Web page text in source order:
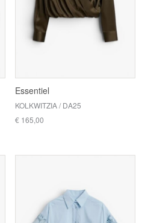
Essentiel
KOLKWITZIA / DA25
€ 165,00